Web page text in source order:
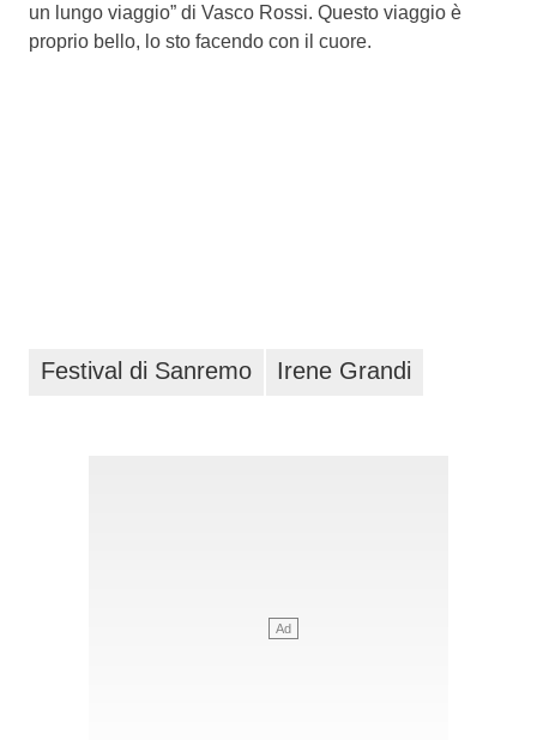
un lungo viaggio” di Vasco Rossi. Questo viaggio è
proprio bello, lo sto facendo con il cuore.
Festival di Sanremo Irene Grandi